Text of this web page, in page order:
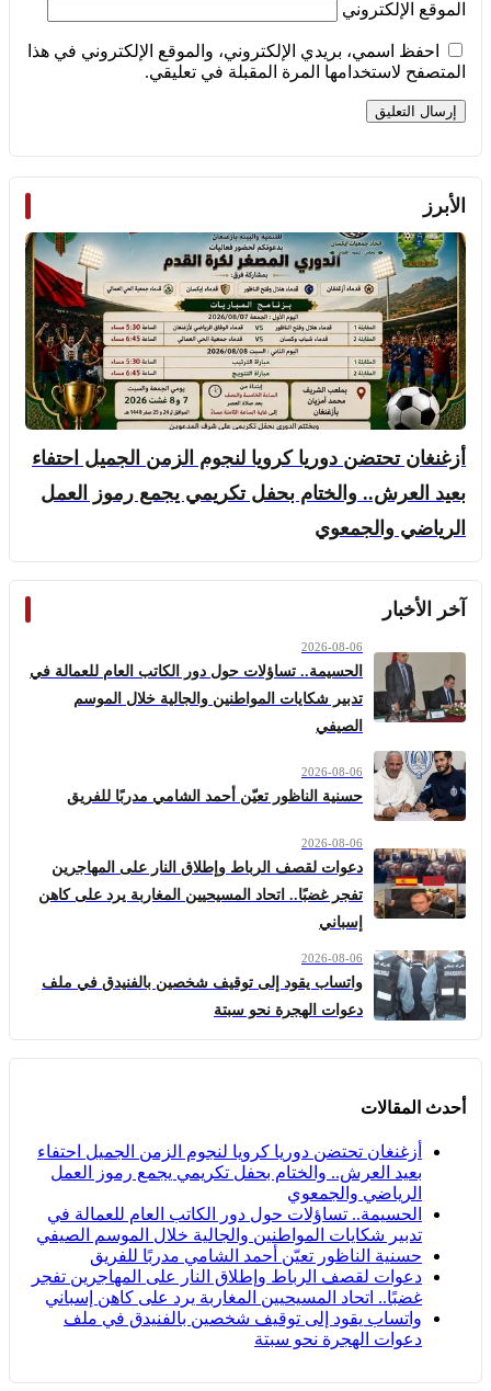
الموقع الإلكتروني
احفظ اسمي، بريدي الإلكتروني، والموقع الإلكتروني في هذا
المتصفح لاستخدامها المرة المقبلة في تعليقي.
الأبرز
أزغنغان تحتضن دوريا كرويا لنجوم الزمن الجميل احتفاء
بعيد العرش.. والختام بحفل تكريمي يجمع رموز العمل
الرياضي والجمعوي
آخر الأخبار
2026-08-06
الحسيمة.. تساؤلات حول دور الكاتب العام للعمالة في
تدبير شكايات المواطنين والجالية خلال الموسم
الصيفي
2026-08-06
حسنية الناظور تعيّن أحمد الشامي مدربًا للفريق
2026-08-06
دعوات لقصف الرباط وإطلاق النار على المهاجرين
تفجر غضبًا.. اتحاد المسيحيين المغاربة يرد على كاهن
إسباني
2026-08-06
واتساب يقود إلى توقيف شخصين بالفنيدق في ملف
دعوات الهجرة نحو سبتة
أحدث المقالات
أزغنغان تحتضن دوريا كرويا لنجوم الزمن الجميل احتفاء
بعيد العرش.. والختام بحفل تكريمي يجمع رموز العمل
الرياضي والجمعوي
الحسيمة.. تساؤلات حول دور الكاتب العام للعمالة في
تدبير شكايات المواطنين والجالية خلال الموسم الصيفي
حسنية الناظور تعيّن أحمد الشامي مدربًا للفريق
دعوات لقصف الرباط وإطلاق النار على المهاجرين تفجر
غضبًا.. اتحاد المسيحيين المغاربة يرد على كاهن إسباني
واتساب يقود إلى توقيف شخصين بالفنيدق في ملف
دعوات الهجرة نحو سبتة